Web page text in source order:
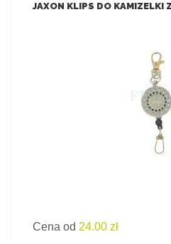
JAXON KLIPS DO KAMIZELKI
ZOBACZ
Cena od 24.00 zł